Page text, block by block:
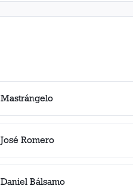
Mastrángelo
José Romero
Daniel Bálsamo